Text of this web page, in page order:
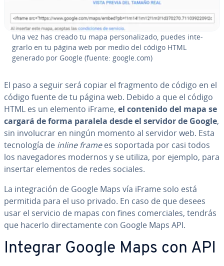
Una vez has creado tu mapa pe­r­so­na­li­za­do, puedes in­te­
grar­lo en tu página web por medio del código HTML
generado por Google (fuente: google.com)
El paso a seguir será copiar el fragmento de código en el
código fuente de tu página web. Debido a que el código
HTML es un elemento iFrame, el contenido del mapa se
cargará de forma paralela desde el servidor de Google,
sin in­vo­lu­crar en ningún momento al servidor web. Esta
te­c­no­lo­gía de inline framees soportada por casi todos
los na­ve­ga­do­res modernos y se utiliza, por ejemplo, para
insertar elementos de redes sociales.
La in­te­gra­ción de Google Maps vía iFrame solo está
permitida para el uso privado. En caso de que desees
usar el servicio de mapas con fines co­me­r­cia­les, tendrás
que hacerlo di­re­c­ta­me­n­te con Google Maps API.
Integrar Google Maps con API